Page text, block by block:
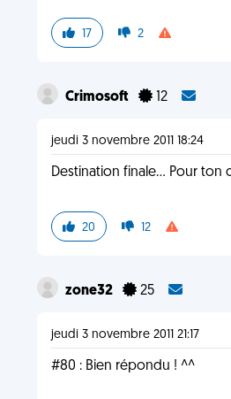
17 2
Crimosoft 12
jeudi 3 novembre 2011 18:24
Destination finale... Pour ton
20 12
zone32 25
jeudi 3 novembre 2011 21:17
#80 : Bien répondu ! ^^